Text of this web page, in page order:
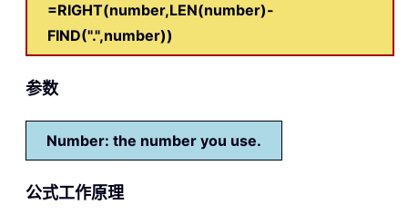
=RIGHT(number,LEN(number)-
FIND(".",number))
参数
Number: the number you use.
公式工作原理